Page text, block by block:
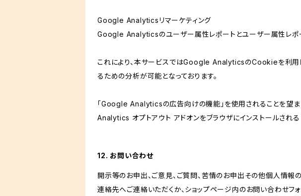
Google Analyticsリマーケティング
Google Analyticsのユーザー属性レポートとユーザー属性レポ
これにより、本サービスではGoogle AnalyticsのCookieを利用
るための分析が可能となっております。
「Google Analyticsの広告向けの機能」を使用されることを望
Analytics オプトアウト アドオンをブラウザにインストールされる
12. お問い合わせ
開示等のお申出、ご意見、ご質問、苦情のお申出その他個人情報
連絡先へご連絡いただくか、ショップページ内のお問い合わせフ